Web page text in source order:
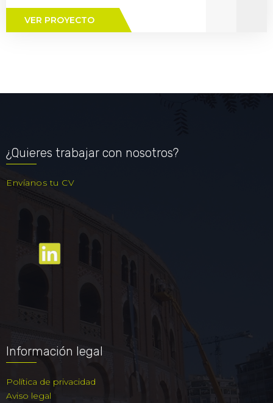
VER PROYECTO
¿Quieres trabajar con nosotros?
Envíanos tu CV
Información legal
Política de privacidad
Aviso legal